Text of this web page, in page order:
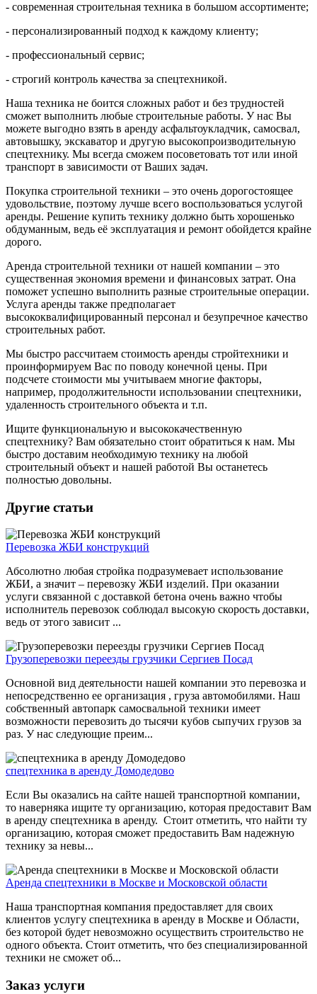
- современная строительная техника в большом ассортименте;
- персонализированный подход к каждому клиенту;
- профессиональный сервис;
- строгий контроль качества за спецтехникой.
Наша техника не боится сложных работ и без трудностей
сможет выполнить любые строительные работы. У нас Вы
можете выгодно взять в аренду асфальтоукладчик, самосвал,
автовышку, экскаватор и другую высокопроизводительную
спецтехнику. Мы всегда сможем посоветовать тот или иной
транспорт в зависимости от Ваших задач.
Покупка строительной техники – это очень дорогостоящее
удовольствие, поэтому лучше всего воспользоваться услугой
аренды. Решение купить технику должно быть хорошенько
обдуманным, ведь её эксплуатация и ремонт обойдется крайне
дорого.
Аренда строительной техники от нашей компании – это
существенная экономия времени и финансовых затрат. Она
поможет успешно выполнить разные строительные операции.
Услуга аренды также предполагает
высококвалифицированный персонал и безупречное качество
строительных работ.
Мы быстро рассчитаем стоимость аренды стройтехники и
проинформируем Вас по поводу конечной цены. При
подсчете стоимости мы учитываем многие факторы,
например, продолжительности использовании спецтехники,
удаленность строительного объекта и т.п.
Ищите функциональную и высококачественную
спецтехнику? Вам обязательно стоит обратиться к нам. Мы
быстро доставим необходимую технику на любой
строительный объект и нашей работой Вы останетесь
полностью довольны.
Другие статьи
Перевозка ЖБИ конструкций
Абсолютно любая стройка подразумевает использование
ЖБИ, а значит – перевозку ЖБИ изделий. При оказании
услуги связанной с доставкой бетона очень важно чтобы
исполнитель перевозок соблюдал высокую скорость доставки,
ведь от этого зависит ...
Грузоперевозки переезды грузчики Сергиев Посад
Основной вид деятельности нашей компании это перевозка и
непосредственно ее организация , груза автомобилями. Наш
собственный автопарк самосвальной техники имеет
возможности перевозить до тысячи кубов сыпучих грузов за
раз. У нас следующие преим...
спецтехника в аренду Домодедово
Если Вы оказались на сайте нашей транспортной компании,
то наверняка ищите ту организацию, которая предоставит Вам
в аренду спецтехника в аренду. Стоит отметить, что найти ту
организацию, которая сможет предоставить Вам надежную
технику за невы...
Аренда спецтехники в Москве и Московской области
Наша транспортная компания предоставляет для своих
клиентов услугу спецтехника в аренду в Москве и Области,
без которой будет невозможно осуществить строительство не
одного объекта. Стоит отметить, что без специализированной
техники не сможет об...
Заказ услуги